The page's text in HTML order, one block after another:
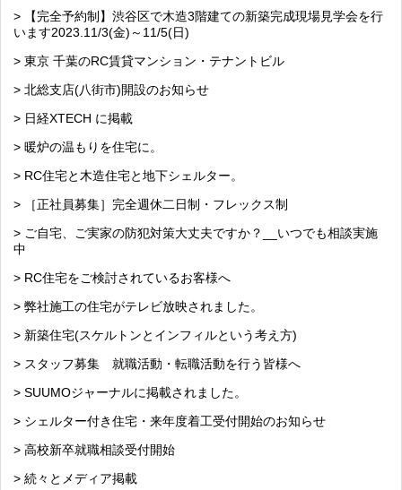
> 【完全予約制】渋谷区で木造3階建ての新築完成現場見学会を行
います2023.11/3(金)～11/5(日)
> 東京 千葉のRC賃貸マンション・テナントビル
> 北総支店(八街市)開設のお知らせ
> 日経XTECH に掲載
> 暖炉の温もりを住宅に。
> RC住宅と木造住宅と地下シェルター。
> ［正社員募集］完全週休二日制・フレックス制
> ご自宅、ご実家の防犯対策大丈夫ですか？__いつでも相談実施
中
> RC住宅をご検討されているお客様へ
> 弊社施工の住宅がテレビ放映されました。
> 新築住宅(スケルトンとインフィルという考え方)
> スタッフ募集 就職活動・転職活動を行う皆様へ
> SUUMOジャーナルに掲載されました。
> シェルター付き住宅・来年度着工受付開始のお知らせ
> 高校新卒就職相談受付開始
> 続々とメディア掲載